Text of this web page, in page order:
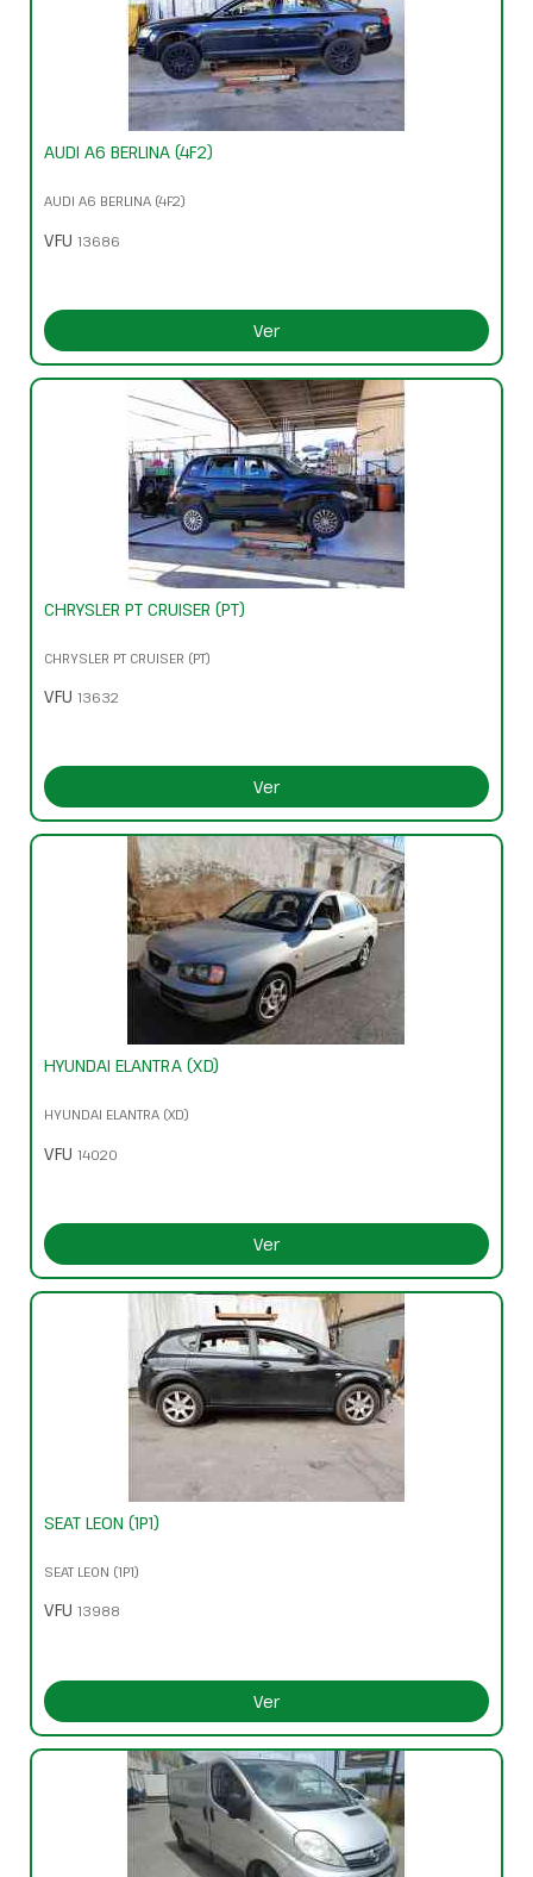
AUDI A6 BERLINA (4F2)
AUDI A6 BERLINA (4F2)
VFU 13686
Ver
CHRYSLER PT CRUISER (PT)
CHRYSLER PT CRUISER (PT)
VFU 13632
Ver
HYUNDAI ELANTRA (XD)
HYUNDAI ELANTRA (XD)
VFU 14020
Ver
SEAT LEON (1P1)
SEAT LEON (1P1)
VFU 13988
Ver